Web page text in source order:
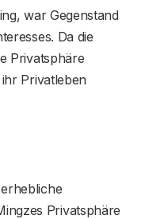
war Gegenstand
Da die
Privatsphäre
Privatleben
Privatsphäre